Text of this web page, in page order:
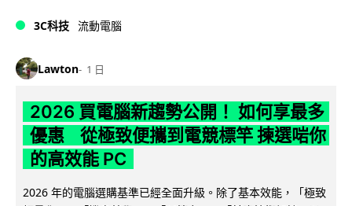
3C科技 流動電腦
Lawton 1 日
2026 買電腦新趨勢公開！ 如何享最多
優惠 從極致便攜到電競標竿 揀選啱你
的高效能 PC
2026 年的電腦選購基準已經全面升級。除了基本效能，「極致